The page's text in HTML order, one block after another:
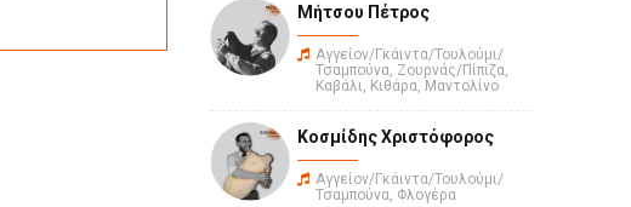
Μήτσου Πέτρος
Αγγείον/Γκάιντα/Τουλούμι/
Τσαμπούνα, Ζουρνάς/Πίπιζα,
Καβάλι, Κιθάρα, Μαντολίνο
Κοσμίδης Χριστόφορος
Αγγείον/Γκάιντα/Τουλούμι/
Τσαμπούνα, Φλογέρα